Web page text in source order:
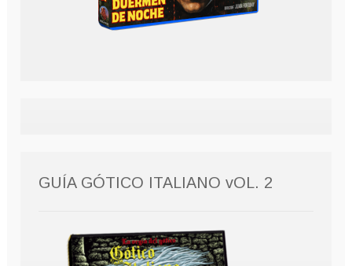
GUÍA GÓTICO ITALIANO vOL. 2